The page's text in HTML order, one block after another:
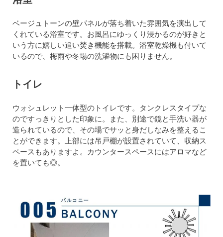
ベージュトーンの壁パネルが落ち着いた雰囲気を演出して
くれている浴室です。お風呂にゆっくり浸かるのが好きと
いう方に嬉しい追い焚き機能を搭載。浴室乾燥機も付いて
いるので、梅雨や冬場の洗濯物にも困りません。
トイレ
ウォシュレット一体型のトイレです。タンクレスタイプな
のですっきりとした印象に。また、別途で鏡と手洗い器が
造られているので、その場でサッと身だしなみを整えるこ
とができます。上部には吊戸棚が設置されていて、収納ス
ペースもありますよ。カウンタースペースにはアロマなど
を置いても◎。